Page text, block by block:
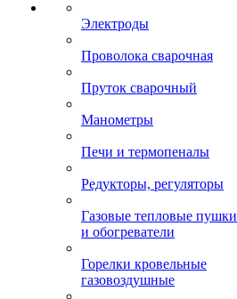
Электроды
Проволока сварочная
Пруток сварочный
Манометры
Печи и термопеналы
Редукторы, регуляторы
Газовые тепловые пушки
и обогреватели
Горелки кровельные
газовоздушные